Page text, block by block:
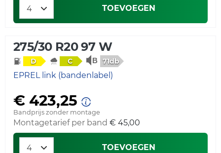
TOEVOEGEN
275/30 R20 97 W
D C 71db
EPREL link (bandenlabel)
€ 423,25
Bandprijs zonder montage
Montagetarief per band € 45,00
TOEVOEGEN